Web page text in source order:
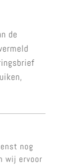
de
nog
wij ervoor